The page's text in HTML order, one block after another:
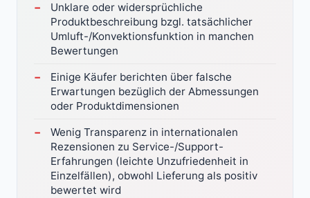
Unklare oder widersprüchliche
Produktbeschreibung bzgl. tatsächlicher
Umluft-/Konvektionsfunktion in manchen
Bewertungen
Einige Käufer berichten über falsche
Erwartungen bezüglich der Abmessungen
oder Produktdimensionen
Wenig Transparenz in internationalen
Rezensionen zu Service-/Support-
Erfahrungen (leichte Unzufriedenheit in
Einzelfällen), obwohl Lieferung als positiv
bewertet wird